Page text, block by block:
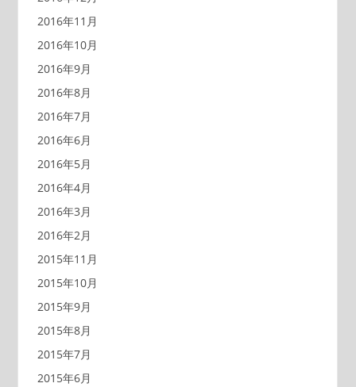
2016年11月
2016年10月
2016年9月
2016年8月
2016年7月
2016年6月
2016年5月
2016年4月
2016年3月
2016年2月
2015年11月
2015年10月
2015年9月
2015年8月
2015年7月
2015年6月